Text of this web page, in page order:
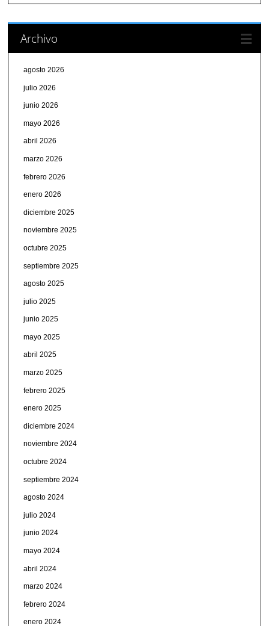
Archivo
agosto 2026
julio 2026
junio 2026
mayo 2026
abril 2026
marzo 2026
febrero 2026
enero 2026
diciembre 2025
noviembre 2025
octubre 2025
septiembre 2025
agosto 2025
julio 2025
junio 2025
mayo 2025
abril 2025
marzo 2025
febrero 2025
enero 2025
diciembre 2024
noviembre 2024
octubre 2024
septiembre 2024
agosto 2024
julio 2024
junio 2024
mayo 2024
abril 2024
marzo 2024
febrero 2024
enero 2024